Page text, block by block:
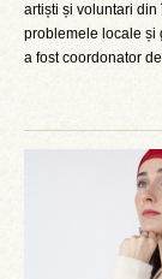
artiști și voluntari
problemele locale și
a fost coordonator